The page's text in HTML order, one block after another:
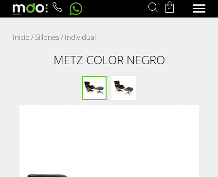
Inicio / Sillones/ Individual
METZ COLOR NEGRO